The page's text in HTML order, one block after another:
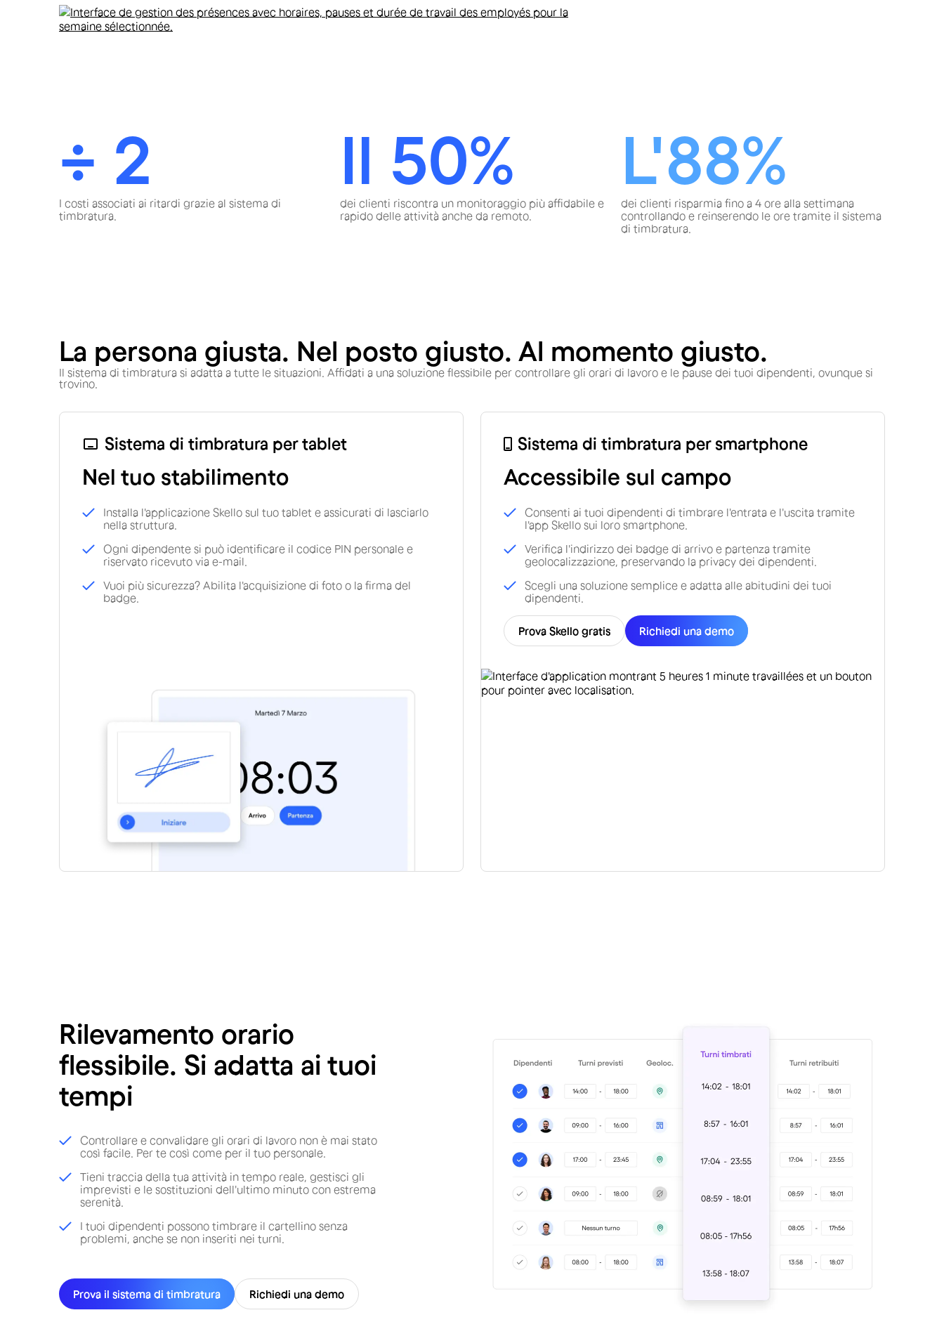
÷ 2
I costi associati ai ritardi grazie al sistema di
timbratura.
Il 50%
dei clienti riscontra un monitoraggio più affidabile e
rapido delle attività anche da remoto.
L'88%
dei clienti risparmia fino a 4 ore alla settimana
controllando e reinserendo le ore tramite il sistema
di timbratura.
La persona giusta. Nel posto giusto. Al momento giusto.
Il sistema di timbratura si adatta a tutte le situazioni. Affidati a una soluzione flessibile per controllare gli orari di lavoro e le pause dei tuoi dipendenti, ovunque si
trovino.
Sistema di timbratura per tablet
Nel tuo stabilimento
Installa l'applicazione Skello sul tuo tablet e assicurati di lasciarlo
nella struttura.
Ogni dipendente si può identificare il codice PIN personale e
riservato ricevuto via e-mail.
Vuoi più sicurezza? Abilita l'acquisizione di foto o la firma del
badge.
Sistema di timbratura per smartphone
Accessibile sul campo
Consenti ai tuoi dipendenti di timbrare l'entrata e l'uscita tramite
l'app Skello sui loro smartphone.
Verifica l'indirizzo dei badge di arrivo e partenza tramite
geolocalizzazione, preservando la privacy dei dipendenti.
Scegli una soluzione semplice e adatta alle abitudini dei tuoi
dipendenti.
Prova Skello gratis Richiedi una demo
Rilevamento orario
flessibile. Si adatta ai tuoi
tempi
Controllare e convalidare gli orari di lavoro non è mai stato
così facile. Per te così come per il tuo personale.
Tieni traccia della tua attività in tempo reale, gestisci gli
imprevisti e le sostituzioni dell'ultimo minuto con estrema
serenità.
I tuoi dipendenti possono timbrare il cartellino senza
problemi, anche se non inseriti nei turni.
Prova il sistema di timbratura Richiedi una demo